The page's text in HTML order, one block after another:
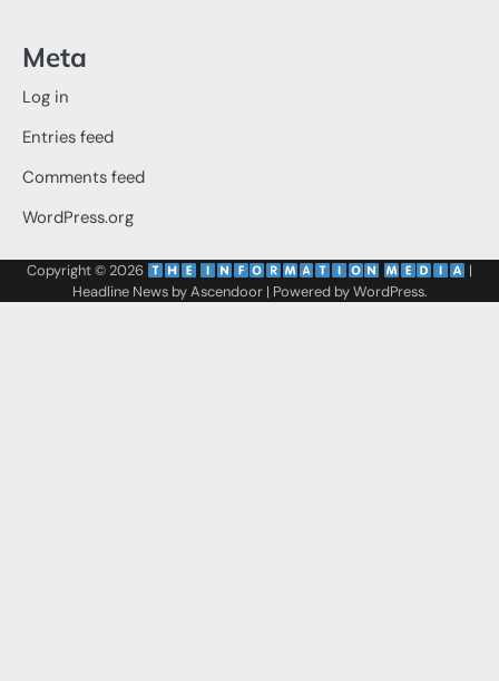
Meta
Log in
Entries feed
Comments feed
WordPress.org
Copyright © 2026
|
Headline News byAscendoor| Powered byWordPress.